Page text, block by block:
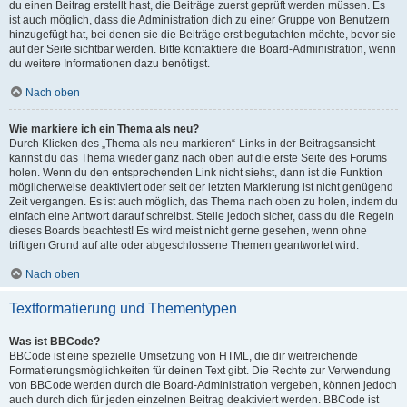
du einen Beitrag erstellt hast, die Beiträge zuerst geprüft werden müssen. Es
ist auch möglich, dass die Administration dich zu einer Gruppe von Benutzern
hinzugefügt hat, bei denen sie die Beiträge erst begutachten möchte, bevor sie
auf der Seite sichtbar werden. Bitte kontaktiere die Board-Administration, wenn
du weitere Informationen dazu benötigst.
Nach oben
Wie markiere ich ein Thema als neu?
Durch Klicken des „Thema als neu markieren“-Links in der Beitragsansicht
kannst du das Thema wieder ganz nach oben auf die erste Seite des Forums
holen. Wenn du den entsprechenden Link nicht siehst, dann ist die Funktion
möglicherweise deaktiviert oder seit der letzten Markierung ist nicht genügend
Zeit vergangen. Es ist auch möglich, das Thema nach oben zu holen, indem du
einfach eine Antwort darauf schreibst. Stelle jedoch sicher, dass du die Regeln
dieses Boards beachtest! Es wird meist nicht gerne gesehen, wenn ohne
triftigen Grund auf alte oder abgeschlossene Themen geantwortet wird.
Nach oben
Textformatierung und Thementypen
Was ist BBCode?
BBCode ist eine spezielle Umsetzung von HTML, die dir weitreichende
Formatierungsmöglichkeiten für deinen Text gibt. Die Rechte zur Verwendung
von BBCode werden durch die Board-Administration vergeben, können jedoch
auch durch dich für jeden einzelnen Beitrag deaktiviert werden. BBCode ist